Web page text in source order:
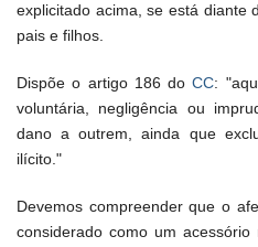
explicitado acima, se está diante
pais e filhos.
Dispõe o artigo 186 doCC:
voluntária, negligência ou
dano a outrem, ainda que
ilícito."
Devemos compreender que o
considerado como um